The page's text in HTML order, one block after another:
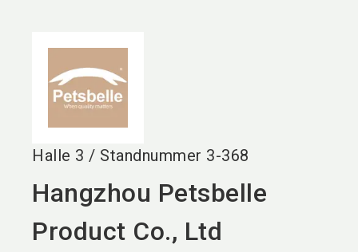
Halle 3 / Standnummer 3-368
Hangzhou Petsbelle
Product Co., Ltd